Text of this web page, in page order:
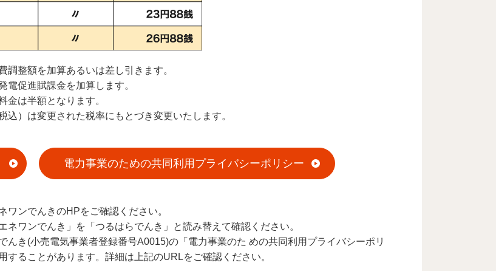
整額を加算あるいは差し引きます。
促進賦課金を加算します。
は半額となります。
）は変更された税率にもとづき変更いたします。
電力事業のための共同利用プライバシーポリシー
ンでんきのHPをご確認ください。
ワンでんき」を「つるはらでんき」と読み替えて確認ください。
き(小売電気事業者登録番号A0015)の「電力事業のた めの共同利用プライバシーポリ
ることがあります。詳細は上記のURLをご確認ください。